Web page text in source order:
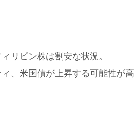
リピン株は割安な状況。
、米国債が上昇する可能性が高